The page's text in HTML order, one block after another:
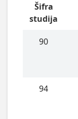
Šifra
studija
90
94